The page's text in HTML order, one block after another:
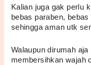
Kalian juga gak perlu
bebas paraben,
sehingga aman utk
Walaupun dirumah
membersihkan wajah